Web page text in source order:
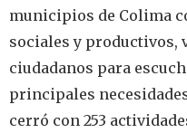
municipios de Colima
sociales y productivos,
ciudadanos para
principales
cerró con 253